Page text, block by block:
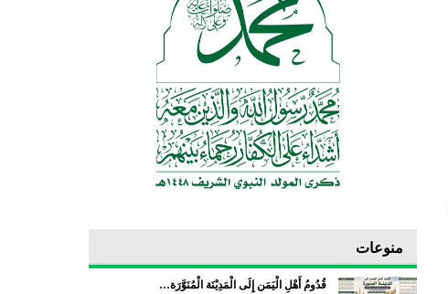
منوعات
قُدُومُ أَهْلِ الْيَمَن إِلَى الْمَدِيْنَة الْمُنَوَّرَة…